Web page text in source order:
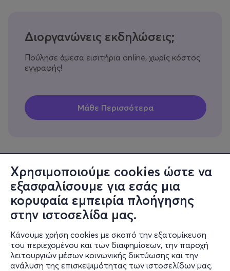
Χρησιμοποιούμε cookies ώστε να
εξασφαλίσουμε για εσάς μια
κορυφαία εμπειρία πλοήγησης
στην ιστοσελίδα μας.
Κάνουμε χρήση cookies με σκοπό την εξατομίκευση
του περιεχομένου και των διαφημίσεων, την παροχή
λειτουργιών μέσων κοινωνικής δικτύωσης και την
ανάλυση της επισκεψιμότητας των ιστοσελίδων μας.
Διοργανώνεις εκδηλώσεις;
Πούλησε άμεσα εισιτήρια online, χωρίς κόστος
εγγραφής!
Πληροφορίες
Υποστήριξη
Stay Connected